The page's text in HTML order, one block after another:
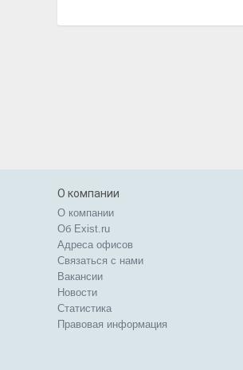
О компании
О компании
Об Exist.ru
Адреса офисов
Связаться с нами
Вакансии
Новости
Статистика
Правовая информация